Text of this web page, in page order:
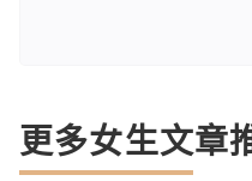
更多女生文章